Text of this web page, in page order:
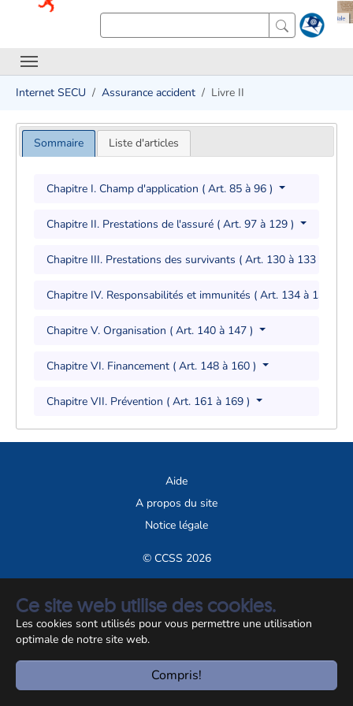
Ce site web utilise des cookies.
Les cookies sont utilisés pour vous permettre une utilisation
optimale de notre site web.
Compris!
Internet SECU Assurance accident Livre II
Sommaire Liste d'articles
Chapitre I. Champ d'application ( Art. 85 à 96 )
Chapitre II. Prestations de l'assuré ( Art. 97 à 129 )
Chapitre III. Prestations des survivants ( Art. 130 à 133 )
Chapitre IV. Responsabilités et immunités ( Art. 134 à 139 )
Chapitre V. Organisation ( Art. 140 à 147 )
Chapitre VI. Financement ( Art. 148 à 160 )
Chapitre VII. Prévention ( Art. 161 à 169 )
Aide
A propos du site
Notice légale
© CCSS 2026